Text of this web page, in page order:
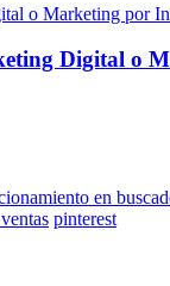
Digital o
en
pinterest